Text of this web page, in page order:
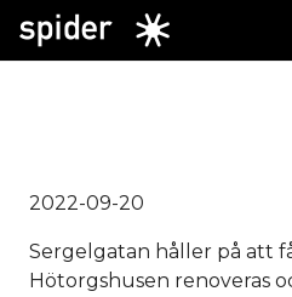
2022-09-20
Sergelgatan håller på att
Hötorgshusen renoveras